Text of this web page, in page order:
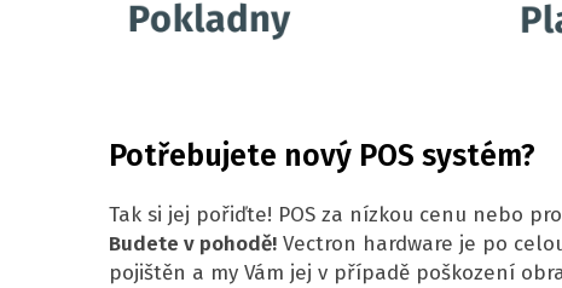
Potřebujete nový POS systém?
Tak si jej pořiďte! POS za nízkou cenu nebo
Budete v pohodě! Vectron hardware je po
pojištěn a my Vám jej v případě poškození